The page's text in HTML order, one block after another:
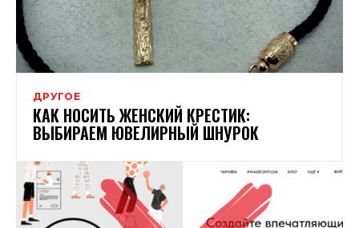
ДРУГОЕ
КАК НОСИТЬ ЖЕНСКИЙ КРЕСТИК:
ВЫБИРАЕМ ЮВЕЛИРНЫЙ ШНУРОК